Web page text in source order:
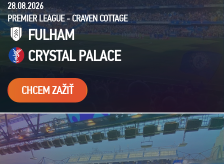
28.08.2026
PREMIER LEAGUE - CRAVEN COTTAGE
FULHAM
CRYSTAL PALACE
CHCEM ZAŽIŤ
29.08.2026
PREMIER LEAGUE -
STADIUM